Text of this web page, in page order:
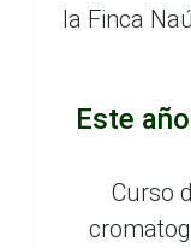
la Finca
Este
Curso